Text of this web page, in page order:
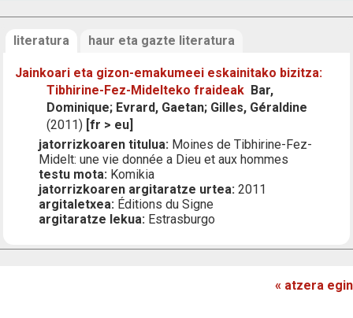
literatura haur eta gazte literatura
Jainkoari eta gizon-emakumeei eskainitako bizitza:
Tibhirine-Fez-Midelteko fraideak Bar,
Dominique; Evrard, Gaetan; Gilles, Géraldine
(2011) [fr > eu]
jatorrizkoaren titulua: Moines de Tibhirine-Fez-
Midelt: une vie donnée a Dieu et aux hommes
testu mota: Komikia
jatorrizkoaren argitaratze urtea: 2011
argitaletxea: Éditions du Signe
argitaratze lekua: Estrasburgo
« atzera egin